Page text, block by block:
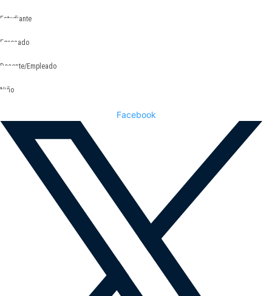
Estudiante
Egresado
Docente/Empleado
Niño
Facebook